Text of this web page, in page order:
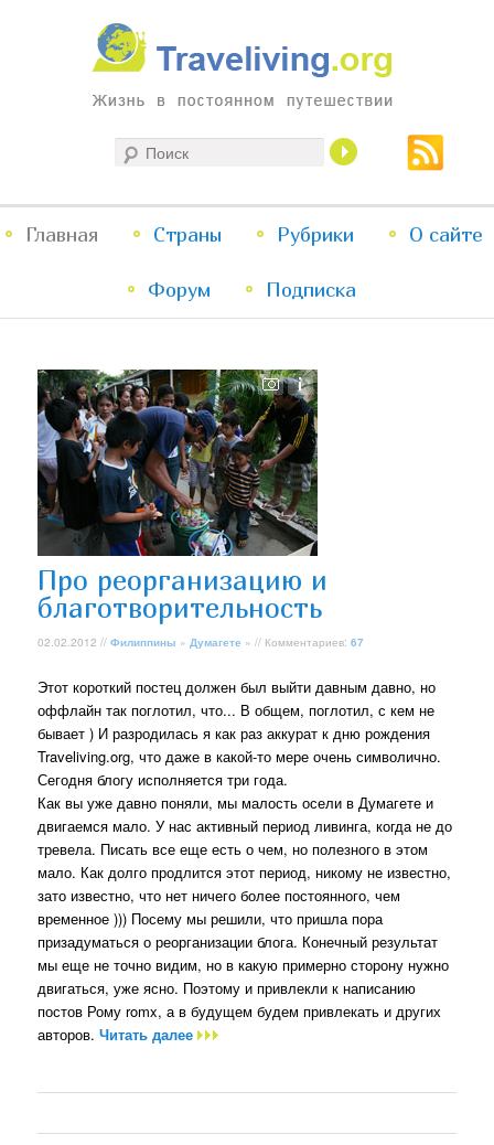
Traveliving
Жизнь в постоянном путешествии
меню
Перейти
к
содержимому
Перейти
к
содержимому
Главная Страны Рубрики О сайте
Форум Подписка
Про реорганизацию и
благотворительность
02.02.2012 //Филиппины » Думагете » // Комментариев:67
Этот короткий постец должен был выйти давным давно, но
оффлайн так поглотил, что... В общем, поглотил, с кем не
бывает ) И разродилась я как раз аккурат к дню рождения
Traveliving.org, что даже в какой-то мере очень символично.
Сегодня блогу исполняется три года.
Как вы уже давно поняли, мы малость осели в Думагете и
двигаемся мало. У нас активный период ливинга, когда не до
тревела. Писать все еще есть о чем, но полезного в этом
мало. Как долго продлится этот период, никому не известно,
зато известно, что нет ничего более постоянного, чем
временное ))) Посему мы решили, что пришла пора
призадуматься о реорганизации блога. Конечный результат
мы еще не точно видим, но в какую примерно сторону нужно
двигаться, уже ясно. Поэтому и привлекли к написанию
постов Рому romx, а в будущем будем привлекать и других
авторов.Читать далее